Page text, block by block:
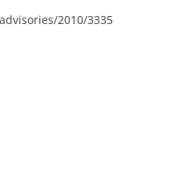
2010/3335